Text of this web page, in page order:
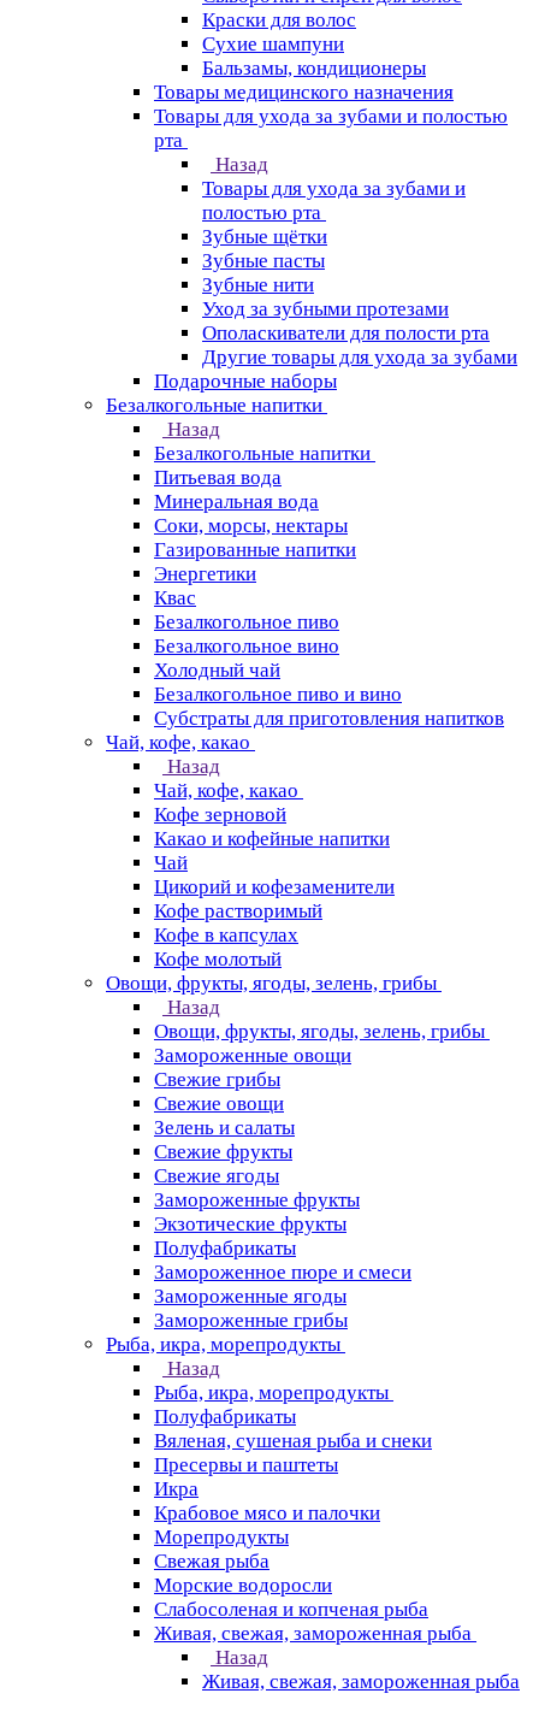
Краски для волос
Сухие шампуни
Бальзамы, кондиционеры
Товары медицинского назначения
Товары для ухода за зубами и полостью
рта
Назад
Товары для ухода за зубами и
полостью рта
Зубные щётки
Зубные пасты
Зубные нити
Уход за зубными протезами
Ополаскиватели для полости рта
Другие товары для ухода за зубами
Подарочные наборы
Безалкогольные напитки
Назад
Безалкогольные напитки
Питьевая вода
Минеральная вода
Соки, морсы, нектары
Газированные напитки
Энергетики
Квас
Безалкогольное пиво
Безалкогольное вино
Холодный чай
Безалкогольное пиво и вино
Субстраты для приготовления напитков
Чай, кофе, какао
Назад
Чай, кофе, какао
Кофе зерновой
Какао и кофейные напитки
Чай
Цикорий и кофезаменители
Кофе растворимый
Кофе в капсулах
Кофе молотый
Овощи, фрукты, ягоды, зелень, грибы
Назад
Овощи, фрукты, ягоды, зелень, грибы
Замороженные овощи
Свежие грибы
Свежие овощи
Зелень и салаты
Свежие фрукты
Свежие ягоды
Замороженные фрукты
Экзотические фрукты
Полуфабрикаты
Замороженное пюре и смеси
Замороженные ягоды
Замороженные грибы
Рыба, икра, морепродукты
Назад
Рыба, икра, морепродукты
Полуфабрикаты
Вяленая, сушеная рыба и снеки
Пресервы и паштеты
Икра
Крабовое мясо и палочки
Морепродукты
Свежая рыба
Морские водоросли
Слабосоленая и копченая рыба
Живая, свежая, замороженная рыба
Назад
Живая, свежая, замороженная рыба